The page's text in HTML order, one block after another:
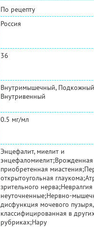
По рецепту
Россия
36
Внутримышечный,
Внутривенный
0.5 мг/мл
Энцефалит, миелит и
приобретенная
открытоугольная
зрительного
неуточненные;Нервно-
дисфункция мочевого
классифицированная в
рубриках;Нару